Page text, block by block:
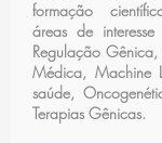
formação
áreas de
Regulação
Médica, Machine
saúde,
Terapias Gênicas.